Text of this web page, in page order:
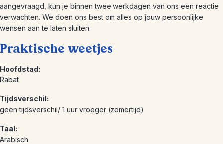
aangevraagd, kun je binnen twee werkdagen van ons een reactie
verwachten. We doen ons best om alles op jouw persoonlijke
wensen aan te laten sluiten.
Praktische weetjes
Hoofdstad:
Rabat
Tijdsverschil:
geen tijdsverschil/ 1 uur vroeger (zomertijd)
Taal:
Arabisch